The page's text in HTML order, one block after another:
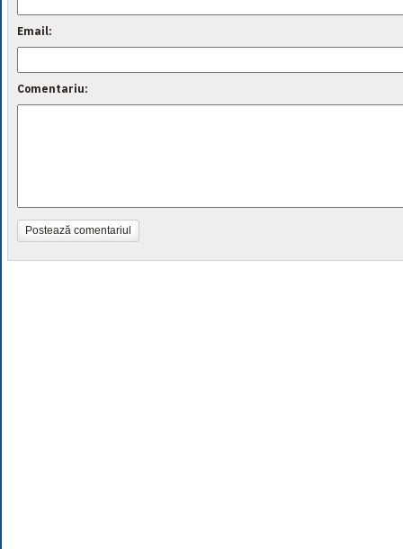
Email:
Comentariu:
Postează comentariul